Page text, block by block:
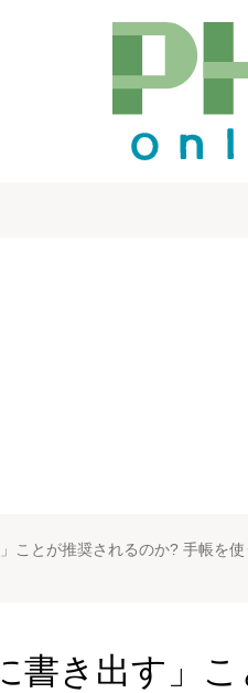
ことが推奨されるのか? 手帳を使
書き出す」こ